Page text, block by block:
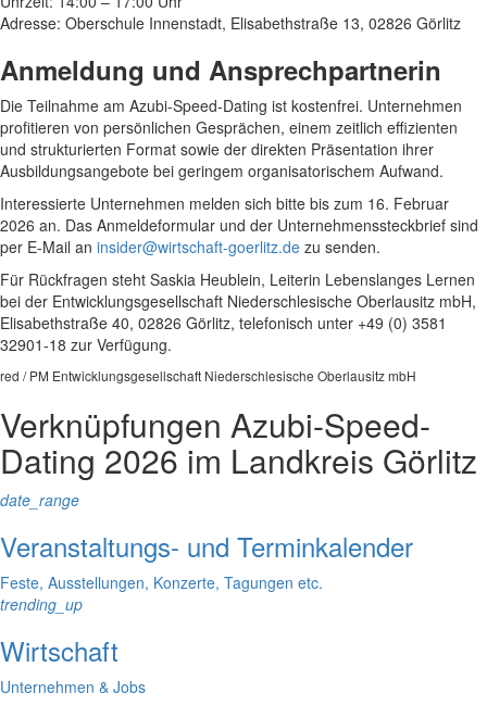
Adresse: Oberschule Innenstadt, Elisabethstraße 13, 02826 Görlitz
Anmeldung und Ansprechpartnerin
Die Teilnahme am Azubi-Speed-Dating ist kostenfrei. Unternehmen
profitieren von persönlichen Gesprächen, einem zeitlich effizienten
und strukturierten Format sowie der direkten Präsentation ihrer
Ausbildungsangebote bei geringem organisatorischem Aufwand.
Interessierte Unternehmen melden sich bitte bis zum 16. Februar
2026 an. Das Anmeldeformular und der Unternehmenssteckbrief sind
per E-Mail an insider@wirtschaft-goerlitz.de zu senden.
Für Rückfragen steht Saskia Heublein, Leiterin Lebenslanges Lernen
bei der Entwicklungsgesellschaft Niederschlesische Oberlausitz mbH,
Elisabethstraße 40, 02826 Görlitz, telefonisch unter +49 (0) 3581
32901-18 zur Verfügung.
red / PM Entwicklungsgesellschaft Niederschlesische Oberlausitz mbH
Verknüpfungen Azubi-Speed-
Dating 2026 im Landkreis Görlitz
date_range
Veranstaltungs- und Terminkalender
Feste, Ausstellungen, Konzerte, Tagungen etc.
trending_up
Wirtschaft
Unternehmen & Jobs